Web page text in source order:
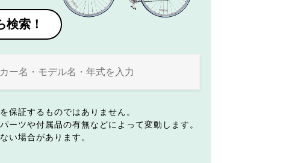
検索！
保証するものではありません。
ーツや付属品の有無などによって変動します。
い場合があります。